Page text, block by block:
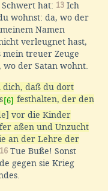
hat: 13 Ich
wohnst: da, wo der
Namen
verleugnet hast,
mein treuer Zeuge
der Satan wohnt.
dich, daß du dort
[6] festhalten, der den
vor die Kinder
aßen und Unzucht
an der Lehre der
16 Tue Buße! Sonst
gegen sie Krieg